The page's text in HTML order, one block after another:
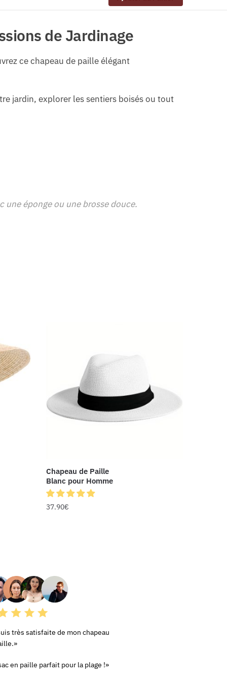
de Jardinage
ce chapeau de paille élégant
jardin, explorer les sentiers boisés ou tout
une éponge ou une brosse douce.
Chapeau de Paille
Blanc pour Homme
37.90€
très satisfaite de mon chapeau
en paille parfait pour la plage !»